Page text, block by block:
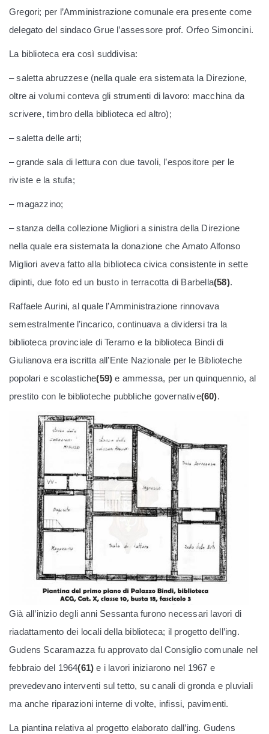
Gregori; per l’Amministrazione comunale era presente come
delegato del sindaco Grue l’assessore prof. Orfeo Simoncini.
La biblioteca era così suddivisa:
– saletta abruzzese (nella quale era sistemata la Direzione,
oltre ai volumi conteva gli strumenti di lavoro: macchina da
scrivere, timbro della biblioteca ed altro);
– saletta delle arti;
– grande sala di lettura con due tavoli, l’espositore per le
riviste e la stufa;
– magazzino;
– stanza della collezione Migliori a sinistra della Direzione
nella quale era sistemata la donazione che Amato Alfonso
Migliori aveva fatto alla biblioteca civica consistente in sette
dipinti, due foto ed un busto in terracotta di Barbella(58).
Raffaele Aurini, al quale l’Amministrazione rinnovava
semestralmente l’incarico, continuava a dividersi tra la
biblioteca provinciale di Teramo e la biblioteca Bindi di
Giulianova era iscritta all’Ente Nazionale per le Biblioteche
popolari e scolastiche(59)e ammessa, per un quinquennio, al
prestito con le biblioteche pubbliche governative(60).
Già all’inizio degli anni Sessanta furono necessari lavori di
riadattamento dei locali della biblioteca; il progetto dell’ing.
Gudens Scaramazza fu approvato dal Consiglio comunale nel
febbraio del 1964(61) e i lavori iniziarono nel 1967 e
prevedevano interventi sul tetto, su canali di gronda e pluviali
ma anche riparazioni interne di volte, infissi, pavimenti.
La piantina relativa al progetto elaborato dall’ing. Gudens